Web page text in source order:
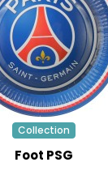
Collection
Foot PSG